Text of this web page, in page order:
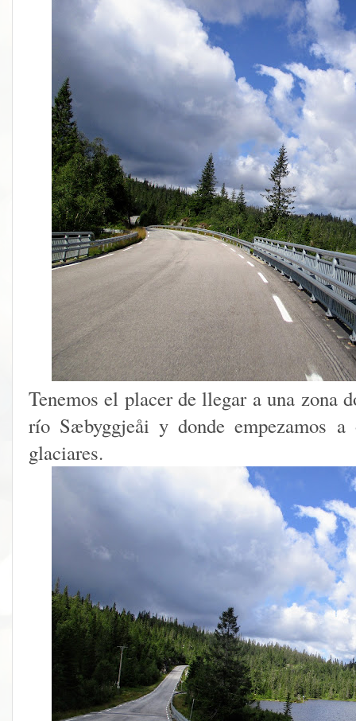
Tenemos el placer de llegar a una zona
río Sæbyggjeåi y donde empezamos a
glaciares.